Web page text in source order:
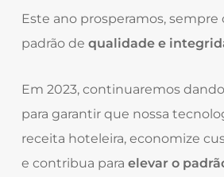
Este ano prosperamos, sempre
padrão de qualidade e
Em 2023, continuaremos
para garantir que nossa
receita hoteleira, economize
e contribua para elevar o